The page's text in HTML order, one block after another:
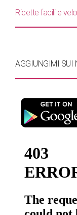
Ricette facili e
AGGIUNGIMI SUI